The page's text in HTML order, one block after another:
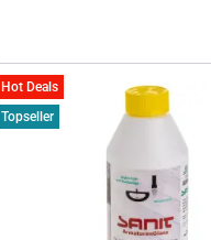
Hot Deals
Topseller